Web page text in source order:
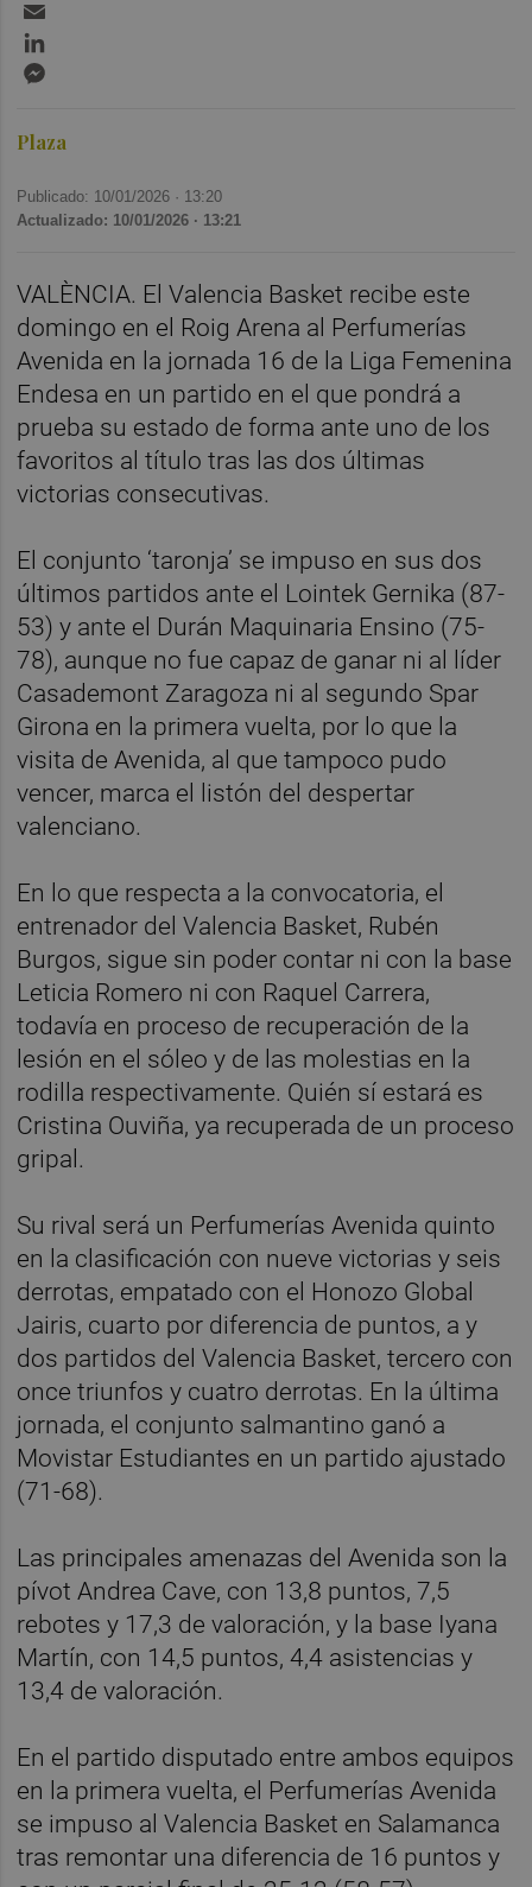
Plaza
Publicado: 10/01/2026 · 13:20
Actualizado: 10/01/2026 · 13:21
VALÈNCIA. El Valencia Basket recibe este
domingo en el Roig Arena al Perfumerías
Avenida en la jornada 16 de la Liga Femenina
Endesa en un partido en el que pondrá a
prueba su estado de forma ante uno de los
favoritos al título tras las dos últimas
victorias consecutivas.
El conjunto ‘taronja’ se impuso en sus dos
últimos partidos ante el Lointek Gernika (87-
53) y ante el Durán Maquinaria Ensino (75-
78), aunque no fue capaz de ganar ni al líder
Casademont Zaragoza ni al segundo Spar
Girona en la primera vuelta, por lo que la
visita de Avenida, al que tampoco pudo
vencer, marca el listón del despertar
valenciano.
En lo que respecta a la convocatoria, el
entrenador del Valencia Basket, Rubén
Burgos, sigue sin poder contar ni con la base
Leticia Romero ni con Raquel Carrera,
todavía en proceso de recuperación de la
lesión en el sóleo y de las molestias en la
rodilla respectivamente. Quién sí estará es
Cristina Ouviña, ya recuperada de un proceso
gripal.
Su rival será un Perfumerías Avenida quinto
en la clasificación con nueve victorias y seis
derrotas, empatado con el Honozo Global
Jairis, cuarto por diferencia de puntos, a y
dos partidos del Valencia Basket, tercero con
once triunfos y cuatro derrotas. En la última
jornada, el conjunto salmantino ganó a
Movistar Estudiantes en un partido ajustado
(71-68).
Las principales amenazas del Avenida son la
pívot Andrea Cave, con 13,8 puntos, 7,5
rebotes y 17,3 de valoración, y la base Iyana
Martín, con 14,5 puntos, 4,4 asistencias y
13,4 de valoración.
En el partido disputado entre ambos equipos
en la primera vuelta, el Perfumerías Avenida
se impuso al Valencia Basket en Salamanca
tras remontar una diferencia de 16 puntos y